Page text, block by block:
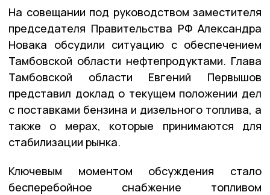
На совещании под руководством заместителя
председателя Правительства РФ Александра
Новака обсудили ситуацию с обеспечением
Тамбовской области нефтепродуктами. Глава
Тамбовской области Евгений Первышов
представил доклад о текущем положении дел
с поставками бензина и дизельного топлива, а
также о мерах, которые принимаются для
стабилизации рынка.
Ключевым моментом обсуждения стало
бесперебойное снабжение топливом